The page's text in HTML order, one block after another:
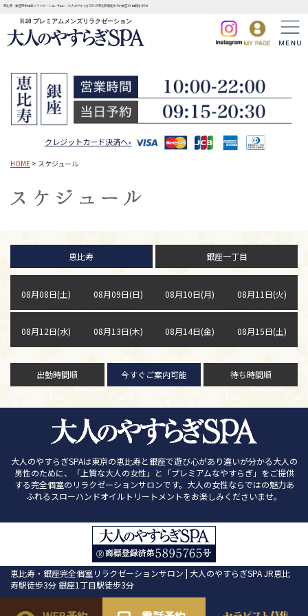
恵比寿・銀座完全個室リラクゼーションサロン | 大人のやすらぎSPA JR恵比寿駅徒歩3分 銀座1丁目駅徒歩3分
R40 プレミアムメンズリラクゼーション
クレジットカード決済へ»
HOME > スケジュール
恵比寿 銀座一丁目
08月08日(土) 08月09日(日) 08月10日(月) 08月11日(火)
08月12日(水) 08月13日(木) 08月14日(金) 08月15日(土)
出勤時間順 今すぐご案内可能 待ち時間順
大人のやすらぎSPAは東京の恵比寿と銀座で遊び心があり違いが分かる大人の
男性のために、「上質な大人の女性」と「プレミアムなやすらぎ」をご提供
する完全個室のリラクゼーションサロンです。大人の女性ならではの魅力あ
ふれるスローハンドオイルトリートメントをお楽しみくださいませ。
恵比寿・銀座完全個室リラクゼーションサロン | 大人のやすらぎSPA JR恵比
寿駅徒歩3分 銀座1丁目駅徒歩3分